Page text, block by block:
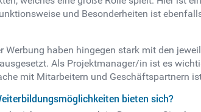
und Besonderheiten ist
haben hingegen stark mit den
Als Projektmanager/in ist es
mit Mitarbeitern und Geschäftspartnern
bieten sich?